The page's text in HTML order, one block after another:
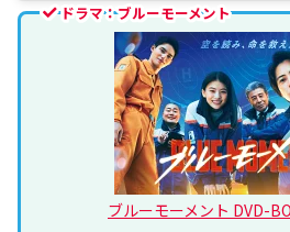
ドラマ：ブルーモーメント
ブルーモーメント DVD-